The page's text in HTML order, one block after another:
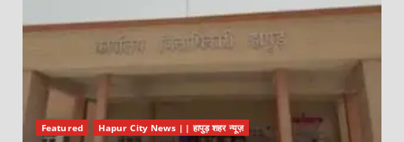
Featured Hapur City News || हापुड़ शहर न्यूज़